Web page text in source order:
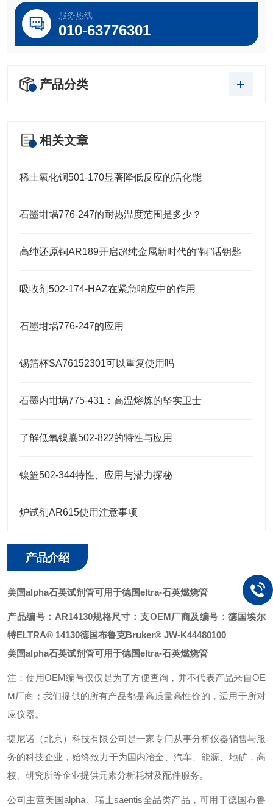
服务热线
010-63776301
产品分类
相关文章
稀土氧化铜501-170显著降低反应的活化能
石墨坩埚776-247的耐热温度范围是多少？
高纯还原铜AR189开启超纯金属新时代的“铜”话钥匙
吸收剂502-174-HAZ在紧急响应中的作用
石墨坩埚776-247的应用
锡箔杯SA76152301可以重复使用吗
石墨内坩埚775-431：高温熔炼的坚实卫士
了解低氧镍囊502-822的特性与应用
镍篮502-344特性、应用与潜力探秘
炉试剂AR615使用注意事项
产品介绍
美国alpha石英试剂管可用于德国eltra-石英燃烧管
产品编号：AR14130规格尺寸：支OEM厂商及编号：德国埃尔
特ELTRA® 14130德国布鲁克Bruker® JW-K44480100
美国alpha石英试剂管可用于德国eltra-石英燃烧管
注：使用OEM编号仅仅是为了方便查询，并不代表产品来自OE
M厂商；我们提供的所有产品都是高质量高性价的，适用于所对
应仪器。
捷尼诺（北京）科技有限公司是一家专门从事分析仪器销售与服
务的科技企业，始终致力于为国内冶金、汽车、能源、地矿，高
校、研究所等企业提供元素分析耗材及配件服务。
公司主营美国alpha、瑞士saentis全品类产品，可用于德国布鲁